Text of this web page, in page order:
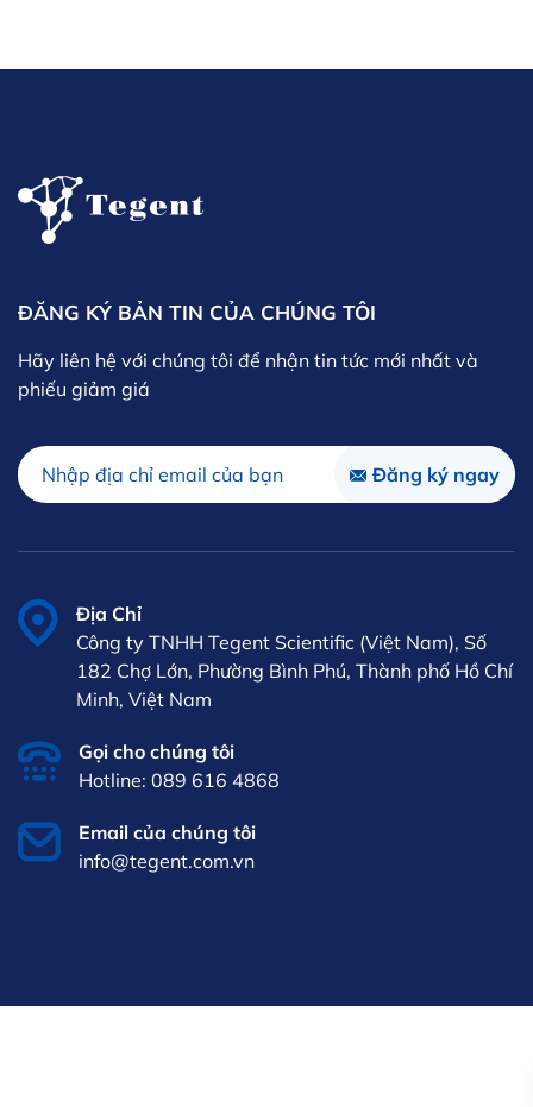
089 616
ĐĂNG KÝ BẢN TIN CỦA CHÚNG TÔI
Hãy liên hệ với chúng tôi để nhận tin tức mới nhất và
phiếu giảm giá
Địa Chỉ
Công ty TNHH Tegent Scientific (Việt Nam), Số
182 Chợ Lớn, Phường Bình Phú, Thành phố Hồ Chí
Minh, Việt Nam
Gọi cho chúng tôi
Hotline: 089 616 4868
Email của chúng tôi
info@tegent.com.vn